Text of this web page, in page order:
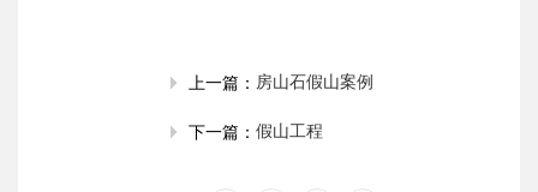
上一篇： 房山石假山案例
下一篇： 假山工程